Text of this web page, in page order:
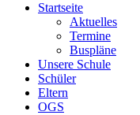
Startseite
Aktuelles
Termine
Buspläne
Unsere Schule
Schüler
Eltern
OGS